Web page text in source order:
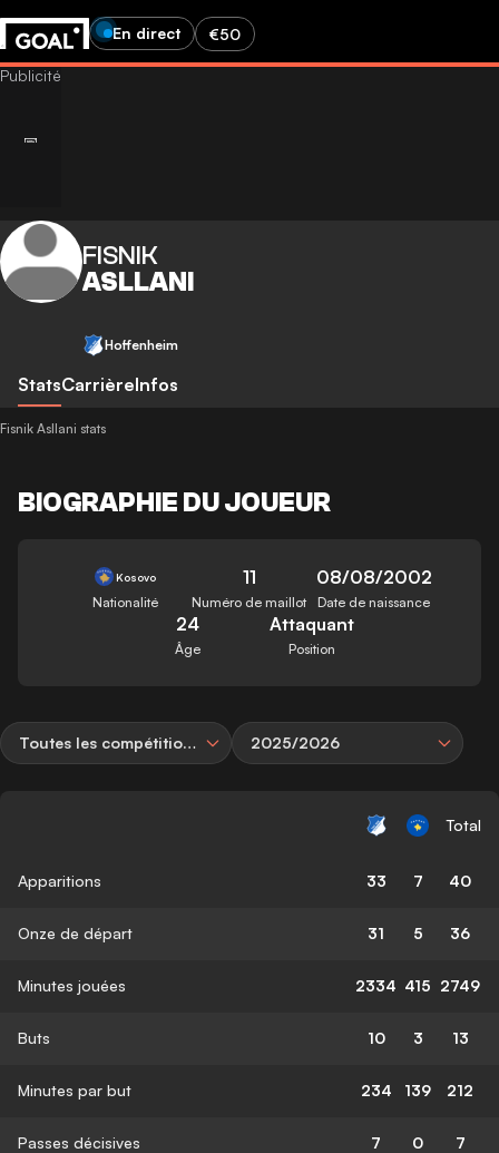
En direct €50
FISNIK
ASLLANI
Hoffenheim
StatsCarrièreInfos
Fisnik Asllani stats
BIOGRAPHIE DU JOUEUR
Kosovo
Nationalité
11
Numéro de maillot
08/08/2002
Date de naissance
24
Âge
Attaquant
Position
Toutes les compétitions 2025/2026
Total
Apparitions 33 7 40
Onze de départ 31 5 36
Minutes jouées 2334 415 2749
Buts 10 3 13
Minutes par but 234 139 212
Passes décisives 7 0 7